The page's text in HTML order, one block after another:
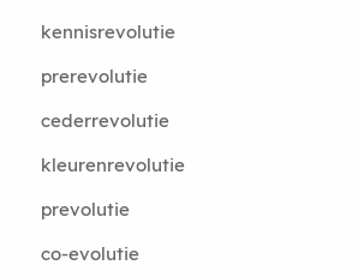
kennisrevolutie
prerevolutie
cederrevolutie
kleurenrevolutie
prevolutie
co-evolutie